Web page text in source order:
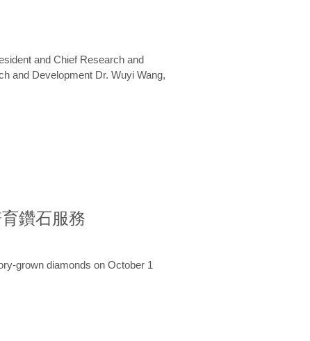
and Chief Research and
and Development Dr. Wuyi Wang,
育鑽石服務
grown diamonds on October 1